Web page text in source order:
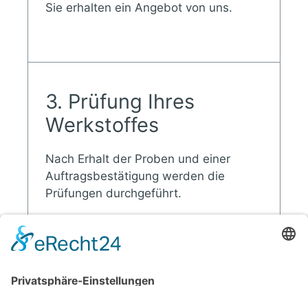
Sie erhalten ein Angebot von uns.
3. Prüfung Ihres
Werkstoffes
Nach Erhalt der Proben und einer
Auftragsbestätigung werden die
Prüfungen durchgeführt.